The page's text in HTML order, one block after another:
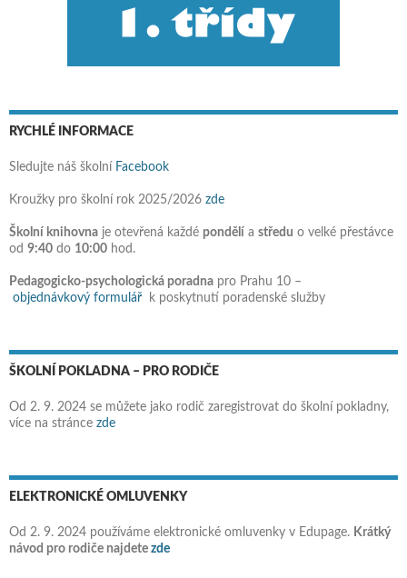
RYCHLÉ INFORMACE
Sledujte náš školní Facebook
Kroužky pro školní rok 2025/2026 zde
Školní knihovna je otevřená každé pondělí a středu o velké přestávce
od 9:40 do 10:00 hod.
Pedagogicko-psychologická poradna pro Prahu 10 –
objednávkový formulář k poskytnutí poradenské služby
ŠKOLNÍ POKLADNA – PRO RODIČE
Od 2. 9. 2024 se můžete jako rodič zaregistrovat do školní pokladny,
více na stránce zde
ELEKTRONICKÉ OMLUVENKY
Od 2. 9. 2024 používáme elektronické omluvenky v Edupage. Krátký
návod pro rodiče najdete zde